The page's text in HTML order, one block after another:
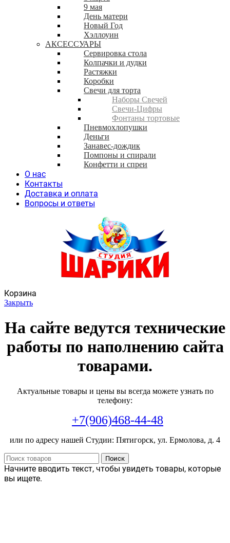
9 мая
День матери
Новый Год
Хэллоуин
АКСЕССУАРЫ
Сервировка стола
Колпачки и дудки
Растяжки
Коробки
Свечи для торта
Наборы Свечей
Свечи-Цифры
Фонтаны тортовые
Пневмохлопушки
Деньги
Занавес-дождик
Помпоны и спирали
Конфетти и спреи
О нас
Контакты
Доставка и оплата
Вопросы и ответы
Корзина
Закрыть
На сайте ведутся технические
работы по наполнению сайта
товарами.
Актуальные товары и цены вы всегда можете узнать по
телефону:
+7(906)468-44-48
или по адресу нашей Студии: Пятигорск, ул. Ермолова, д. 4
Поиск
Начните вводить текст, чтобы увидеть товары, которые
вы ищете.